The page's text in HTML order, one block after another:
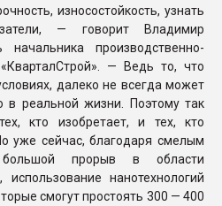
износостойкость, узнать
— говорит Владимир
начальника производственно-
— Ведь то, что
далеко не всегда может
в реальной жизни. Поэтому так
кто изобретает, и тех, кто
уже сейчас, благодаря смелым
прорыв в области
использование нанотехнологий
смогут простоять 300 — 400